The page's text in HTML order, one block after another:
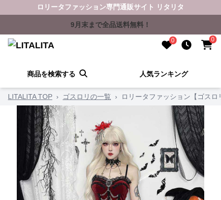
ロリータファッション専門通販サイト リタリタ
9月末まで全品送料無料！
0 0
商品を検索する 人気ランキング
LITALITA TOP › ゴスロリの一覧 › ロリータファッション【ゴス